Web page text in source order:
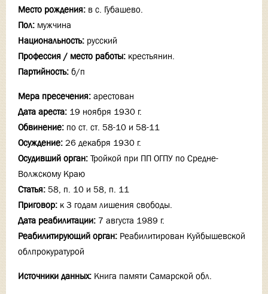
Место рождения: в с. Губашево.
Пол: мужчина
Национальность: русский
Профессия / место работы: крестьянин.
Партийность: б/п
Мера пресечения: арестован
Дата ареста: 19 ноября 1930 г.
Обвинение: по ст. ст. 58-10 и 58-11
Осуждение: 26 декабря 1930 г.
Осудивший орган: Тройкой при ПП ОГПУ по Средне-
Волжскому Краю
Статья: 58, п. 10 и 58, п. 11
Приговор: к 3 годам лишения свободы.
Дата реабилитации: 7 августа 1989 г.
Реабилитирующий орган: Реабилитирован Куйбышевской
облпрокуратурой
Источники данных: Книга памяти Самарской обл.